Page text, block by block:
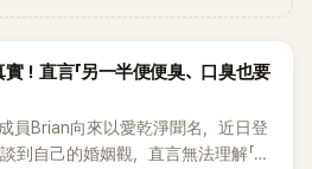
！直言「另一半便便臭、口臭也要
員Brian向來以愛乾淨聞名，近日登
到自己的婚姻觀，直言無法理解「連